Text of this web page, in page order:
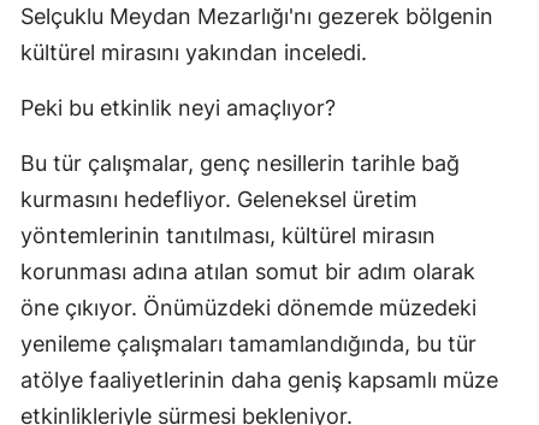
Selçuklu Meydan Mezarlığı'nı gezerek bölgenin
kültürel mirasını yakından inceledi.
Peki bu etkinlik neyi amaçlıyor?
Bu tür çalışmalar, genç nesillerin tarihle bağ
kurmasını hedefliyor. Geleneksel üretim
yöntemlerinin tanıtılması, kültürel mirasın
korunması adına atılan somut bir adım olarak
öne çıkıyor. Önümüzdeki dönemde müzedeki
yenileme çalışmaları tamamlandığında, bu tür
atölye faaliyetlerinin daha geniş kapsamlı müze
etkinlikleriyle sürmesi bekleniyor.